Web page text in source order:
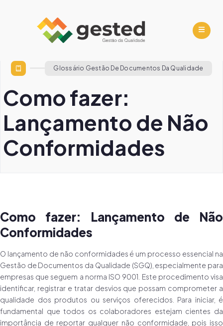
Glossário Gestão De Documentos Da Qualidade
Como fazer:
Lançamento de Não
Conformidades
Como fazer: Lançamento de Não
Conformidades
O lançamento de não conformidades é um processo essencial na
Gestão de Documentos da Qualidade (SGQ), especialmente para
empresas que seguem a norma ISO 9001. Este procedimento visa
identificar, registrar e tratar desvios que possam comprometer a
qualidade dos produtos ou serviços oferecidos. Para iniciar, é
fundamental que todos os colaboradores estejam cientes da
importância de reportar qualquer não conformidade, pois isso